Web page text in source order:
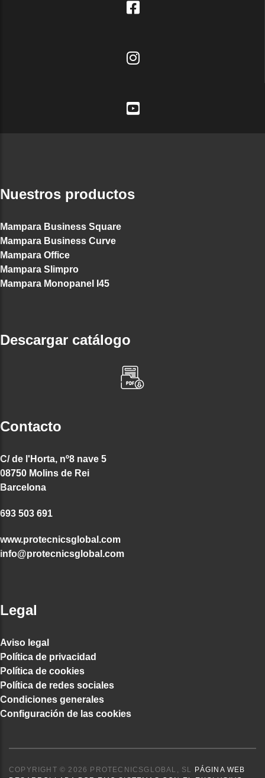
Nuestros productos
Mampara Business Square
Mampara Business Curve
Mampara Office
Mampara Slimpro
Mampara Monopanel I45
Descargar catálogo
Contacto
C/ de l'Horta, nº8 nave 5
08750 Molins de Rei
Barcelona
693 503 691
www.protecnicsglobal.com
info@protecnicsglobal.com
Legal
Aviso legal
Política de privacidad
Política de cookies
Política de redes sociales
Condiciones generales
Configuración de las cookies
COPYRIGHT © 2026 PROTECNICSGLOBAL, SL
PÁGINA WEB